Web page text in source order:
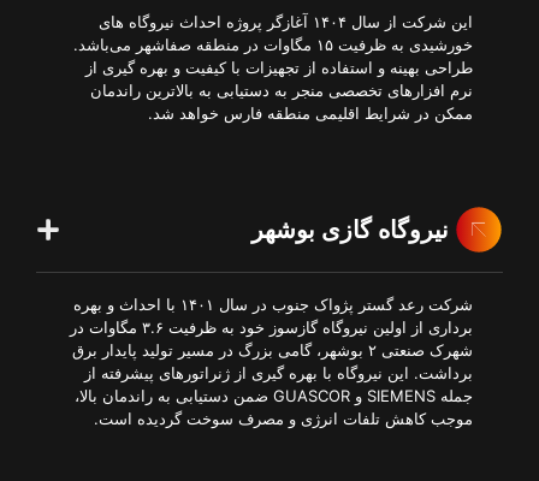
این شرکت از سال ۱۴۰۴ آغازگر پروژه احداث نیروگاه های
خورشیدی به ظرفیت ۱۵ مگاوات در منطقه صفاشهر می‌باشد.
طراحی بهینه و استفاده از تجهیزات با کیفیت و بهره گیری از
نرم افزارهای تخصصی منجر به دستیابی به بالاترین راندمان
ممکن در شرایط اقلیمی منطقه فارس خواهد شد.
نیروگاه گازی بوشهر
شرکت رعد گستر پژواک جنوب در سال ۱۴۰۱ با احداث و بهره
برداری از اولین نیروگاه گازسوز خود به ظرفیت ۳.۶ مگاوات در
شهرک صنعتی ۲ بوشهر، گامی بزرگ در مسیر تولید پایدار برق
برداشت. این نیروگاه با بهره گیری از ژنراتورهای پیشرفته از
جمله SIEMENS و GUASCOR ضمن دستیابی به راندمان بالا،
موجب کاهش تلفات انرژی و مصرف سوخت گردیده است.